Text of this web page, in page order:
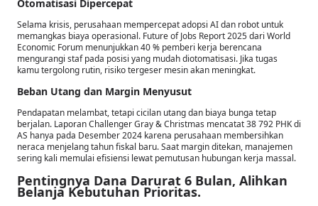
Otomatisasi Dipercepat
Selama krisis, perusahaan mempercepat adopsi AI dan robot untuk
memangkas biaya operasional. Future of Jobs Report 2025 dari World
Economic Forum menunjukkan 40 % pemberi kerja berencana
mengurangi staf pada posisi yang mudah diotomatisasi. Jika tugas
kamu tergolong rutin, risiko tergeser mesin akan meningkat.
Beban Utang dan Margin Menyusut
Pendapatan melambat, tetapi cicilan utang dan biaya bunga tetap
berjalan. Laporan Challenger Gray & Christmas mencatat 38 792 PHK di
AS hanya pada Desember 2024 karena perusahaan membersihkan
neraca menjelang tahun fiskal baru. Saat margin ditekan, manajemen
sering kali memulai efisiensi lewat pemutusan hubungan kerja massal.
Pentingnya Dana Darurat 6 Bulan, Alihkan
Belanja Kebutuhan Prioritas.